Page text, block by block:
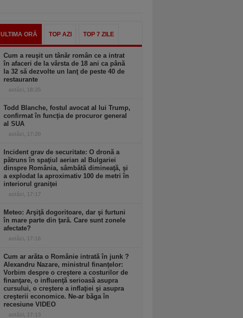
ULTIMA ORĂ TOP AZI TOP 7 ZILE
Cum a reuşit un tânăr român ce a intrat
în afaceri de la vârsta de 18 ani ca până
la 32 să dezvolte un lanţ de peste 40 de
restaurante
astăzi, 18:25
Todd Blanche, fostul avocat al lui Trump,
confirmat în funcţia de procuror general
al SUA
astăzi, 17:20
Incident grav de securitate: O dronă a
pătruns în spaţiul aerian al Bulgariei
dinspre România, sâmbătă dimineaţă, şi
a explodat la aproximativ 100 de metri în
interiorul graniţei
astăzi, 17:17
Meteo: Arşiţă dogoritoare, dar şi furtuni
în mare parte din ţară. Care sunt zonele
afectate?
astăzi, 17:16
Cum ar arăta o Românie intrată în junk ?
Alexandru Nazare, ministrul finanţelor:
Vorbim despre o creştere a costurilor de
finanţare, o influenţă serioasă asupra
cursului, o creştere a inflaţiei şi asupra
creşterii economice. Ne-ar băga în
recesiune VIDEO
astăzi, 17:13